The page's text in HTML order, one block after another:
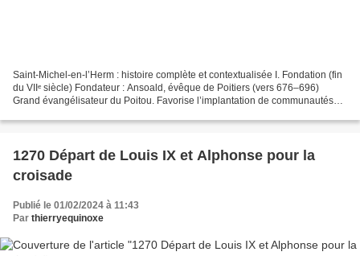
Saint-Michel-en-l’Herm : histoire complète et contextualisée I. Fondation (fin
du VIIᵉ siècle) Fondateur : Ansoald, évêque de Poitiers (vers 676–696)
Grand évangélisateur du Poitou. Favorise l’implantation de communautés
1270 Départ de Louis IX et Alphonse pour la
croisade
Publié le 01/02/2024 à 11:43
Par thierryequinoxe